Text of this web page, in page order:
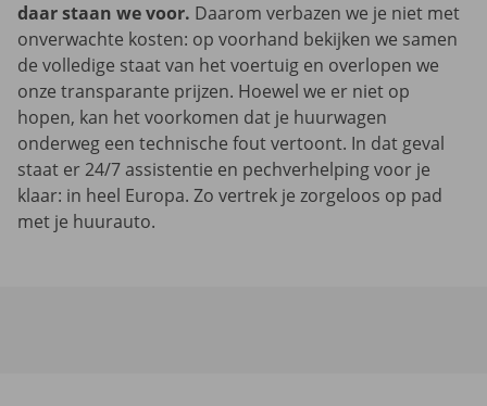
daar staan we voor. Daarom verbazen we je niet met
onverwachte kosten: op voorhand bekijken we samen
de volledige staat van het voertuig en overlopen we
onze transparante prijzen. Hoewel we er niet op
hopen, kan het voorkomen dat je huurwagen
onderweg een technische fout vertoont. In dat geval
staat er 24/7 assistentie en pechverhelping voor je
klaar: in heel Europa. Zo vertrek je zorgeloos op pad
met je huurauto.